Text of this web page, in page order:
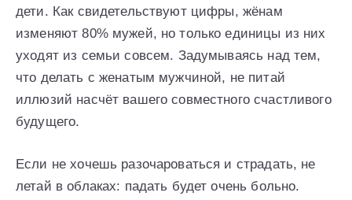
дети. Как свидетельствуют цифры, жёнам
изменяют 80% мужей, но только единицы из них
уходят из семьи совсем. Задумываясь над тем,
что делать с женатым мужчиной, не питай
иллюзий насчёт вашего совместного счастливого
будущего.
Если не хочешь разочароваться и страдать, не
летай в облаках: падать будет очень больно.